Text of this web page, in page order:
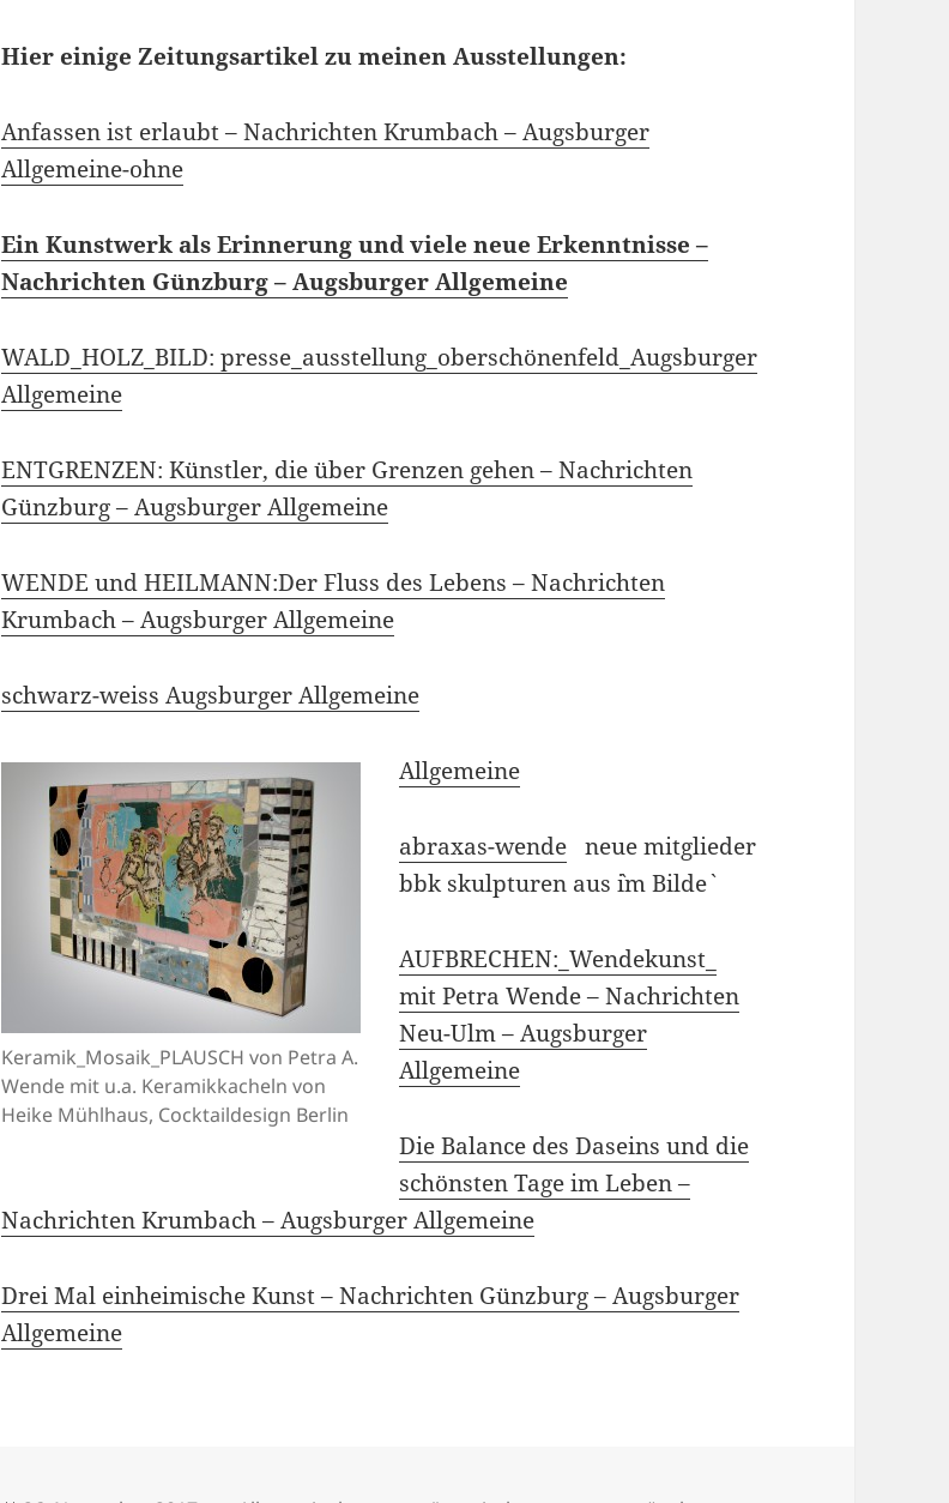
Hier einige Zeitungsartikel zu meinen Ausstellungen:
Anfassen ist erlaubt – Nachrichten Krumbach – Augsburger
Allgemeine-ohne
Ein Kunstwerk als Erinnerung und viele neue Erkenntnisse –
Nachrichten Günzburg – Augsburger Allgemeine
WALD_HOLZ_BILD: presse_ausstellung_oberschönenfeld_Augsburger
Allgemeine
ENTGRENZEN: Künstler, die über Grenzen gehen – Nachrichten
Günzburg – Augsburger Allgemeine
WENDE und HEILMANN:Der Fluss des Lebens – Nachrichten
Krumbach – Augsburger Allgemeine
schwarz-weiss Augsburger Allgemeine
Keramik_Mosaik_PLAUSCH von Petra A.
Wende mit u.a. Keramikkacheln von
Heike Mühlhaus, Cocktaildesign Berlin
Allgemeine
abraxas-wende neue mitglieder
bbk skulpturen aus `im Bilde`
AUFBRECHEN:_Wendekunst_
mit Petra Wende – Nachrichten
Neu-Ulm – Augsburger
Allgemeine
Die Balance des Daseins und die
schönsten Tage im Leben –
Nachrichten Krumbach – Augsburger Allgemeine
Drei Mal einheimische Kunst – Nachrichten Günzburg – Augsburger
Allgemeine